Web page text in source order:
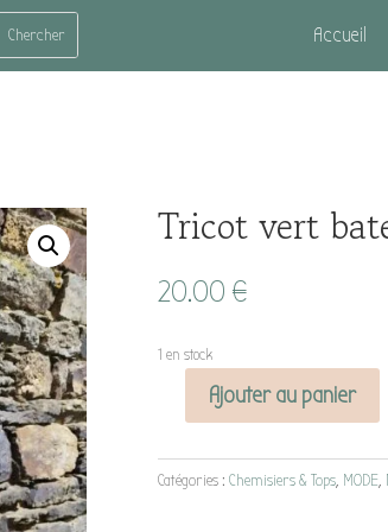
Accueil
Tricot vert
20.00 €
1 en stock
Tricot
vert
Ajouter au panier
Catégories : Chemisiers & Tops, MODE,